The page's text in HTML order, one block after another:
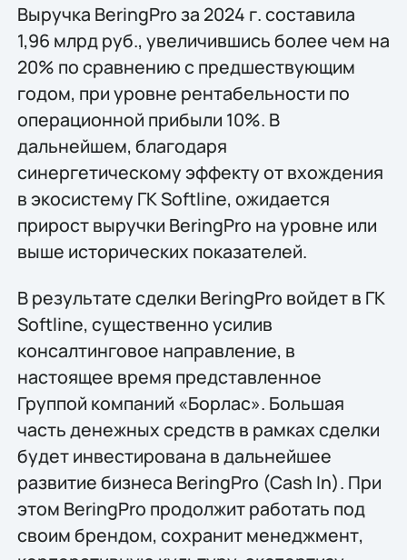
Выручка BeringPro за 2024 г. составила
1,96 млрд руб., увеличившись более чем на
20% по сравнению с предшествующим
годом, при уровне рентабельности по
операционной прибыли 10%. В
дальнейшем, благодаря
синергетическому эффекту от вхождения
в экосистему ГК Softline, ожидается
прирост выручки BeringPro на уровне или
выше исторических показателей.
В результате сделки BeringPro войдет в ГК
Softline, существенно усилив
консалтинговое направление, в
настоящее время представленное
Группой компаний «Борлас». Большая
часть денежных средств в рамках сделки
будет инвестирована в дальнейшее
развитие бизнеса BeringPro (Cash In). При
этом BeringPro продолжит работать под
своим брендом, сохранит менеджмент,